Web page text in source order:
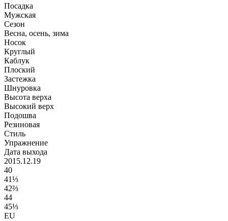
Посадка
Мужская
Сезон
Весна, осень, зима
Носок
Круглый
Каблук
Плоский
Застежка
Шнуровка
Высота верха
Высокий верх
Подошва
Резиновая
Стиль
Упражнение
Дата выхода
2015.12.19
40
41⅓
42⅔
44
45⅓
EU